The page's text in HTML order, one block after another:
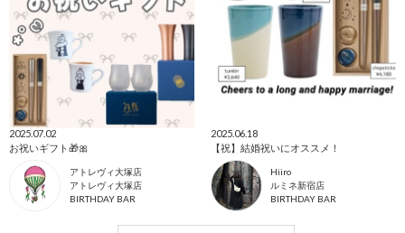
2025.07.02
お祝いギフト🎁🎀
アトレヴィ大塚店
アトレヴィ大塚店
BIRTHDAY BAR
2025.06.18
【祝】結婚祝いにオススメ！
Hiiro
ルミネ新宿店
BIRTHDAY BAR